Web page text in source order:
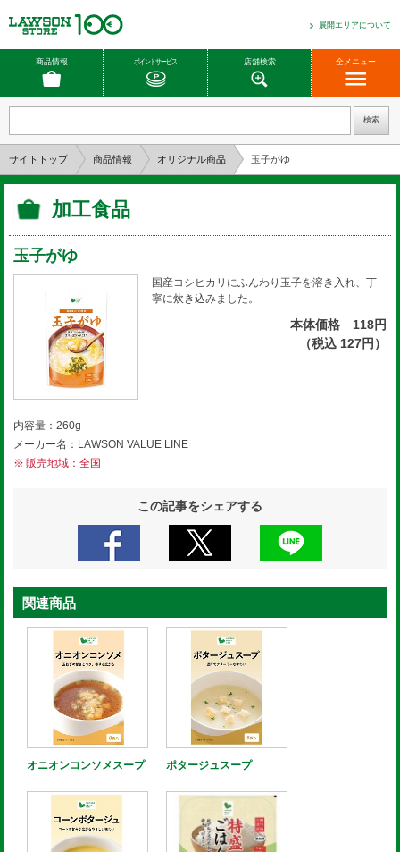
展開エリアについて
商品情報 ポイントサービス 店舗検索 全メニュー
サイトトップ 商品情報 オリジナル商品 玉子がゆ
加工食品
玉子がゆ
国産コシヒカリにふんわり玉子を溶き入れ、丁
寧に炊き込みました。
本体価格 118円
（税込 127円）
内容量：260g
メーカー名：LAWSON VALUE LINE
販売地域：全国
この記事をシェアする
関連商品
オニオンコンソメスープ ポタージュスープ